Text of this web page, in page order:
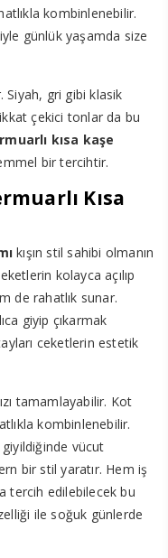
kombinlenebilir.
günlük yaşamda size
Siyah, gri gibi klasik
çekici tonlar da bu
kısa kaşe
bir tercihtir.
Kısa
kışın stil sahibi olmanın
kolayca açılıp
de rahatlık sunar.
giyip çıkarmak
ceketlerin estetik
tamamlayabilir. Kot
kombinlenebilir.
vücut
bir stil yaratır. Hem iş
tercih edilebilecek bu
ile soğuk günlerde